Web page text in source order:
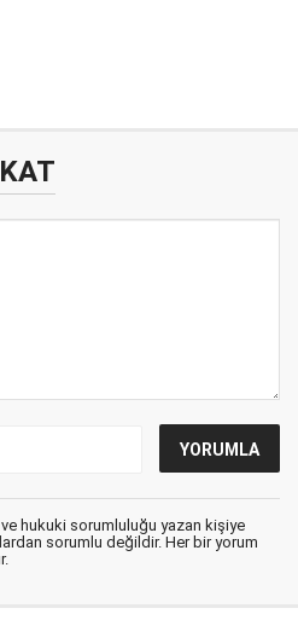
ve hukuki sorumluluğu yazan kişiye
sorumlu değildir. Her bir yorum